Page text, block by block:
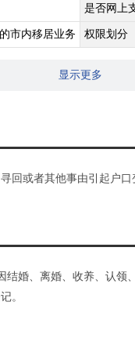
是否网上
市内移居业务 权限划分
显示更多
回或者其他事由引起户口
结婚、离婚、收养、认
。